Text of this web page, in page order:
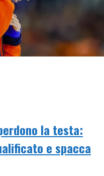
la testa:
e spacca